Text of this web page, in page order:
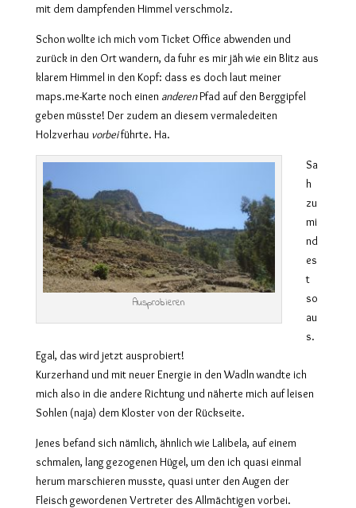
mit dem dampfenden Himmel verschmolz.
Schon wollte ich mich vom Ticket Office abwenden und
zurück in den Ort wandern, da fuhr es mir jäh wie ein Blitz aus
klarem Himmel in den Kopf: dass es doch laut meiner
maps.me-Karte noch einen anderenPfad auf den Berggipfel
geben müsste! Der zudem an diesem vermaledeiten
Holzverhau vorbeiführte. Ha.
Ausprobieren
Sa
h
zu
mi
nd
es
t
so
au
s.
Egal, das wird jetzt ausprobiert!
Kurzerhand und mit neuer Energie in den Wadln wandte ich
mich also in die andere Richtung und näherte mich auf leisen
Sohlen (naja) dem Kloster von der Rückseite.
Jenes befand sich nämlich, ähnlich wie Lalibela, auf einem
schmalen, lang gezogenen Hügel, um den ich quasi einmal
herum marschieren musste, quasi unter den Augen der
Fleisch gewordenen Vertreter des Allmächtigen vorbei.